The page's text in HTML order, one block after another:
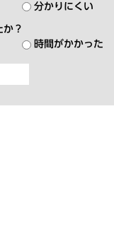
分かりにくい
？
時間がかかった